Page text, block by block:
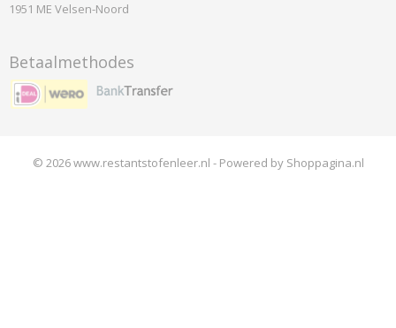
1951 ME Velsen-Noord
Betaalmethodes
© 2026 www.restantstofenleer.nl - Powered by Shoppagina.nl